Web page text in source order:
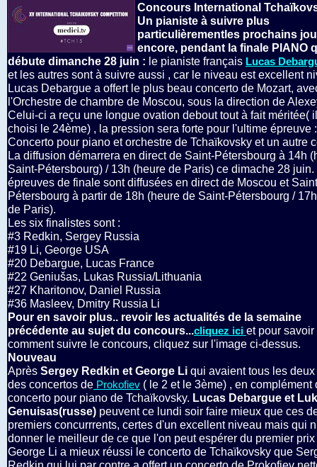
Concours International
Un pianiste à suivre plus
particulièrementles prochains
encore, pendant la finale PIANO
débute dimanche 28 juin : le pianiste français Lucas
et les autres sont à suivre aussi , car le niveau est excellent
Lucas Debargue a offert le plus beau concerto de Mozart,
l'Orchestre de chambre de Moscou, sous la direction de
Celui-ci a reçu une longue ovation debout tout à fait méritée(
choisi le 24ème) , la pression sera forte pour l'ultime épreuve :
Concerto pour piano et orchestre de Tchaïkovsky et un autre
La diffusion démarrera en direct de Saint-Pétersbourg à 14h
Saint-Pétersbourg) / 13h (heure de Paris) ce dimache 28 juin.
épreuves de finale sont diffusées en direct de Moscou et
Pétersbourg à partir de 18h (heure de Saint-Pétersbourg /
de Paris).
Les six finalistes sont :
#3 Redkin, Sergey Russia
#19 Li, George USA
#20 Debargue, Lucas France
#22 Geniušas, Lukas Russia/Lithuania
#27 Kharitonov, Daniel Russia
#36 Masleev, Dmitry Russia Li
Pour en savoir plus.. revoir les actualités de la semaine
précédente au sujet du concours...cliquez ici et pour savoir
comment suivre le concours, cliquez sur l'image ci-dessus.
Nouveau
Après Sergey Redkin et George Li qui avaient tous les
des concertos de Prokofiev ( le 2 et le 3ème) , en complément
concerto pour piano de Tchaïkovsky. Lucas Debargue et
Genuisas(russe) peuvent ce lundi soir faire mieux que ces
premiers concurrrents, certes d'un excellent niveau mais qui
donner le meilleur de ce que l'on peut espérer du premier
George Li a mieux réussi le concerto de Tchaïkovsky que